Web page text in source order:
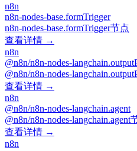
n8n
n8n-nodes-base.formTrigger
n8n-nodes-base.formTrigger节点
查看详情 →
n8n
@n8n/n8n-nodes-
@n8n/n8n-nodes-
查看详情 →
n8n
@n8n/n8n-nodes-langchain.agent
@n8n/n8n-nodes-langchain.agent
查看详情 →
n8n